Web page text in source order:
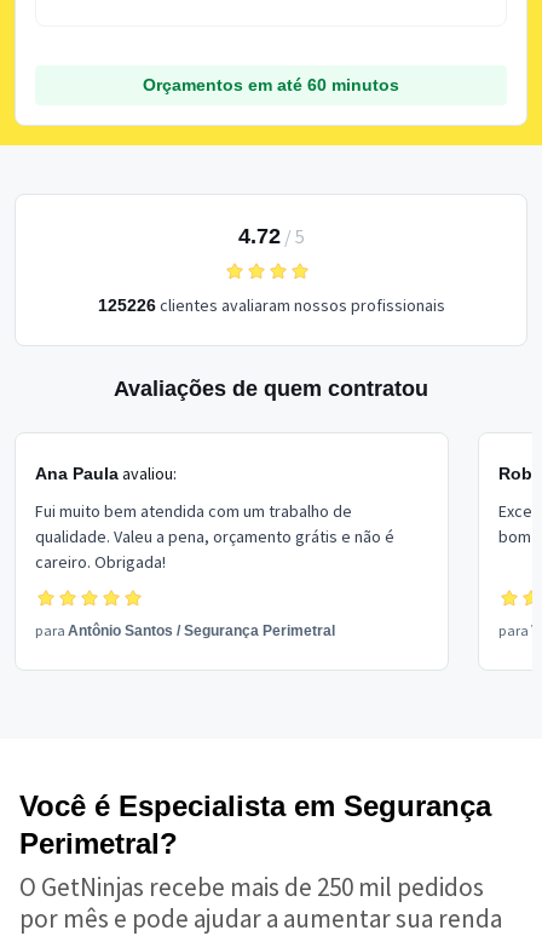
Orçamentos em até 60 minutos
4.72/ 5
125226clientes avaliaram nossos profissionais
Avaliações de quem contratou
Ana Paulaavaliou:
Fui muito bem atendida com um trabalho de
qualidade. Valeu a pena, orçamento grátis e não é
careiro. Obrigada!
para Antônio Santos / Segurança Perimetral
bom
para
Você é Especialista em Segurança
Perimetral?
O GetNinjas recebe mais de 250 mil pedidos
por mês e pode ajudar a aumentar sua renda